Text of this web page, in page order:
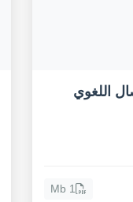
اللغوي
1 Mb